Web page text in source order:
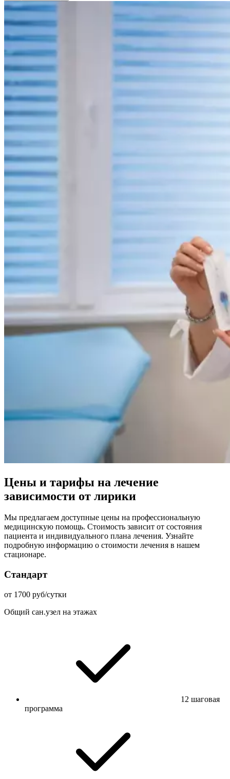
Цены и тарифы на лечение
зависимости от лирики
Мы предлагаем доступные цены на профессиональную
медицинскую помощь. Стоимость зависит от состояния
пациента и индивидуального плана лечения. Узнайте
подробную информацию о стоимости лечения в нашем
стационаре.
Стандарт
от 1700 руб/сутки
Общий сан.узел на этажах
12 шаговая
программа